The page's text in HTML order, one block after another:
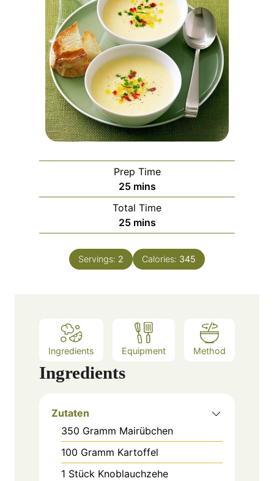
Prep Time
25m
i
n
u
e
mins
Total Time
25m
i
n
u
mins
Servings: 2 Calories: 345
Ingredients Equipment Method
Ingredients
Zutaten
350 Gramm Mairübchen
100 Gramm Kartoffel
1 Stück Knoblauchzehe